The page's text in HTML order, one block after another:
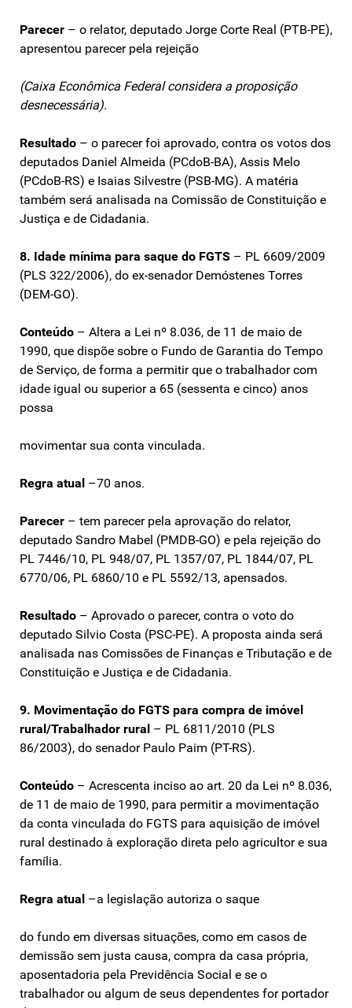
Parecer – o relator, deputado Jorge Corte Real (PTB-PE),
apresentou parecer pela rejeição
(Caixa Econômica Federal considera a proposição
desnecessária).
Resultado – o parecer foi aprovado, contra os votos dos
deputados Daniel Almeida (PCdoB-BA), Assis Melo
(PCdoB-RS) e Isaias Silvestre (PSB-MG). A matéria
também será analisada na Comissão de Constituição e
Justiça e de Cidadania.
8. Idade mínima para saque do FGTS – PL 6609/2009
(PLS 322/2006), do ex-senador Demóstenes Torres
(DEM-GO).
Conteúdo – Altera a Lei nº 8.036, de 11 de maio de
1990, que dispõe sobre o Fundo de Garantia do Tempo
de Serviço, de forma a permitir que o trabalhador com
idade igual ou superior a 65 (sessenta e cinco) anos
possa
movimentar sua conta vinculada.
Regra atual –70 anos.
Parecer – tem parecer pela aprovação do relator,
deputado Sandro Mabel (PMDB-GO) e pela rejeição do
PL 7446/10, PL 948/07, PL 1357/07, PL 1844/07, PL
6770/06, PL 6860/10 e PL 5592/13, apensados.
Resultado – Aprovado o parecer, contra o voto do
deputado Silvio Costa (PSC-PE). A proposta ainda será
analisada nas Comissões de Finanças e Tributação e de
Constituição e Justiça e de Cidadania.
9. Movimentação do FGTS para compra de imóvel
rural/Trabalhador rural – PL 6811/2010 (PLS
86/2003), do senador Paulo Paim (PT-RS).
Conteúdo – Acrescenta inciso ao art. 20 da Lei nº 8.036,
de 11 de maio de 1990, para permitir a movimentação
da conta vinculada do FGTS para aquisição de imóvel
rural destinado à exploração direta pelo agricultor e sua
família.
Regra atual –a legislação autoriza o saque
do fundo em diversas situações, como em casos de
demissão sem justa causa, compra da casa própria,
aposentadoria pela Previdência Social e se o
trabalhador ou algum de seus dependentes for portador